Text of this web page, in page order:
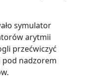
symulator
arytmii
przećwiczyć
nadzorem